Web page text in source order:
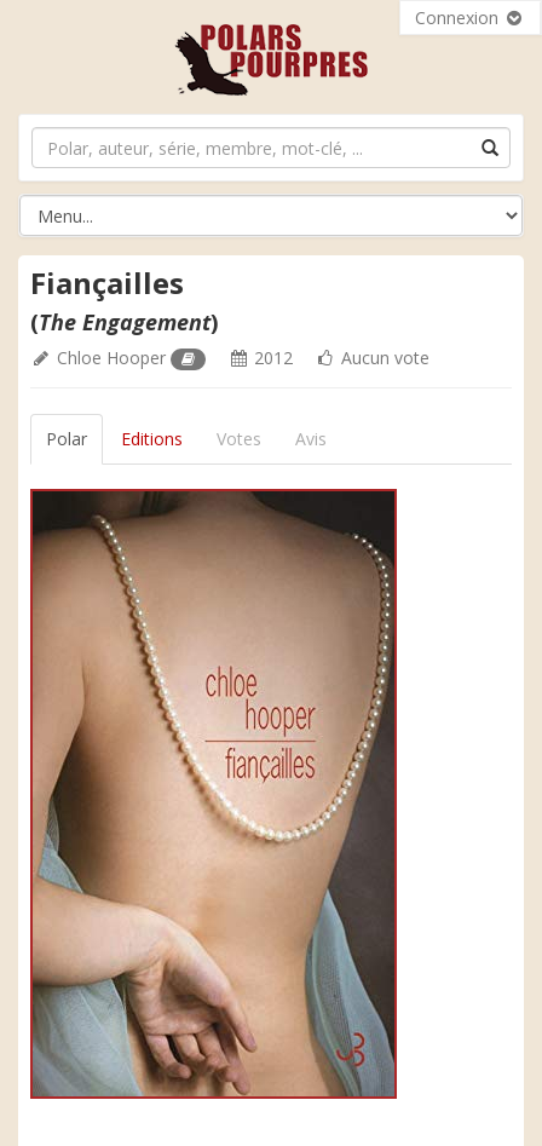
Connexion
Fiançailles
(The Engagement)
Chloe Hooper 2012 Aucun vote
Polar Editions Votes Avis